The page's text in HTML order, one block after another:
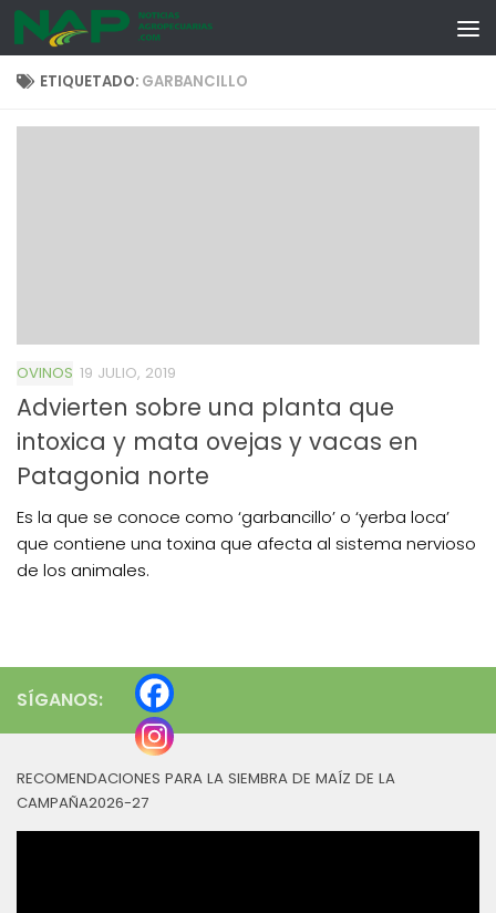
Skip to content
ETIQUETADO: GARBANCILLO
OVINOS 19 JULIO, 2019
Advierten sobre una planta que
intoxica y mata ovejas y vacas en
Patagonia norte
Es la que se conoce como ‘garbancillo’ o ‘yerba loca’
que contiene una toxina que afecta al sistema nervioso
de los animales.
SÍGANOS:
RECOMENDACIONES PARA LA SIEMBRA DE MAÍZ DE LA
CAMPAÑA2026-27